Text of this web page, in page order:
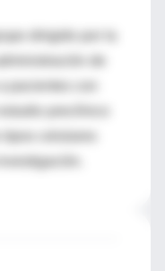
dirigido por la
pacientes con